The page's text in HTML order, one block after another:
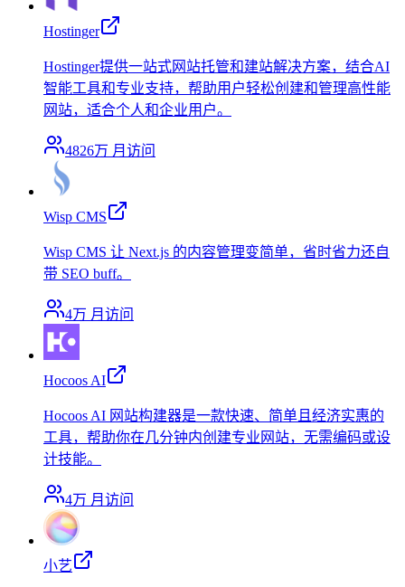
Hostinger
Hostinger提供一站式网站托管和建站解决方案，结合AI
智能工具和专业支持，帮助用户轻松创建和管理高性能
网站，适合个人和企业用户。
4826万 月访问
Wisp CMS
Wisp CMS 让 Next.js 的内容管理变简单，省时省力还自
带 SEO buff。
4万 月访问
Hocoos AI
Hocoos AI 网站构建器是一款快速、简单且经济实惠的
工具，帮助你在几分钟内创建专业网站，无需编码或设
计技能。
4万 月访问
小艺